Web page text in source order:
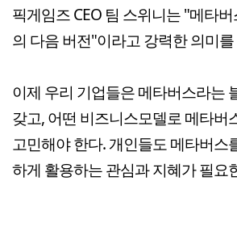
픽게임즈 CEO 팀 스위니는 "메타
의 다음 버전"이라고 강력한 의미
이제 우리 기업들은 메타버스라는
갖고, 어떤 비즈니스모델로 메타버
고민해야 한다. 개인들도 메타버스
하게 활용하는 관심과 지혜가 필요